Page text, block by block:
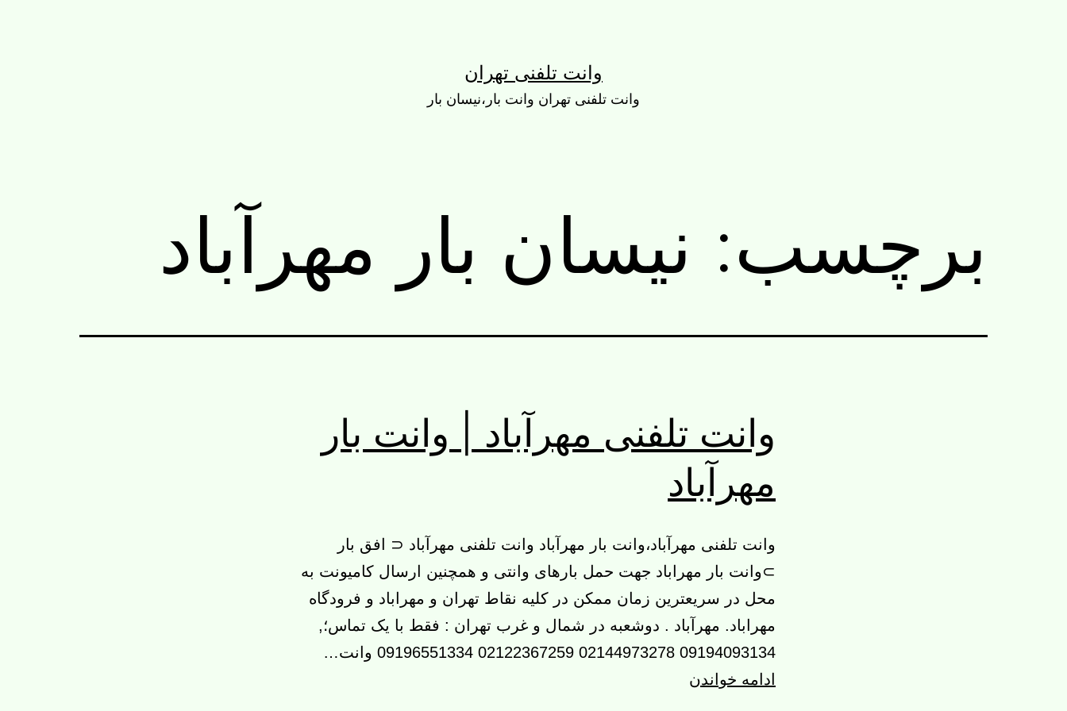
وانت تلفنی تهران
وانت تلفنی تهران وانت بار،نیسان بار
برچسب: نیسان بار مهرآباد
وانت تلفنی مهرآباد | وانت بار
مهرآباد
وانت تلفنی مهرآباد،وانت بار مهرآباد وانت تلفنی مهرآباد ⊂ افق بار
⊃وانت بار مهراباد جهت حمل بارهای وانتی و همچنین ارسال کامیونت به
محل در سریعترین زمان ممکن در کلیه نقاط تهران و مهراباد و فرودگاه
مهراباد. مهرآباد . دوشعبه در شمال و غرب تهران : فقط با یک تماس؛,
09194093134 02144973278 02122367259 09196551334 وانت…
ادامه خواندن